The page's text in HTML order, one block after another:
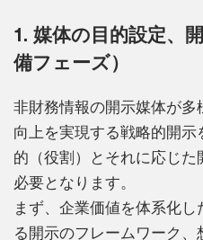
1. 媒体の目的設定、
備フェーズ）
非財務情報の開示媒体が
向上を実現する戦略的開示
的（役割）とそれに応じ
必要となります。
まず、企業価値を体系化
る開示のフレームワーク